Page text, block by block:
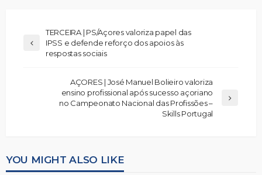
TERCEIRA | PS/Açores valoriza papel das
IPSS e defende reforço dos apoios às
respostas sociais
AÇORES | José Manuel Bolieiro valoriza
ensino profissional após sucesso açoriano
no Campeonato Nacional das Profissões –
Skills Portugal
YOU MIGHT ALSO LIKE